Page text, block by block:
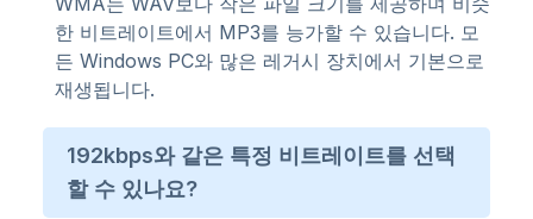
한 비트레이트에서 MP3를 능가할 수 있습니다. 모
든 Windows PC와 많은 레거시 장치에서 기본으로
재생됩니다.
192kbps와 같은 특정 비트레이트를 선택
할 수 있나요?